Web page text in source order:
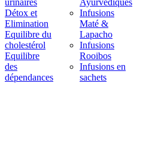
urinaires
Détox et
Elimination
Equilibre du
cholestérol
Equilibre
des
dépendances
Ayurvédiques
Infusions
Maté &
Lapacho
Infusions
Rooibos
Infusions en
sachets